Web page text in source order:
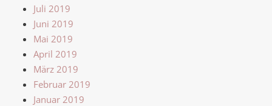
Juli 2019
Juni 2019
Mai 2019
April 2019
März 2019
Februar 2019
Januar 2019